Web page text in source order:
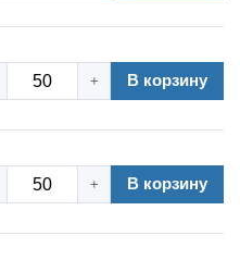
+ В корзину
+ В корзину